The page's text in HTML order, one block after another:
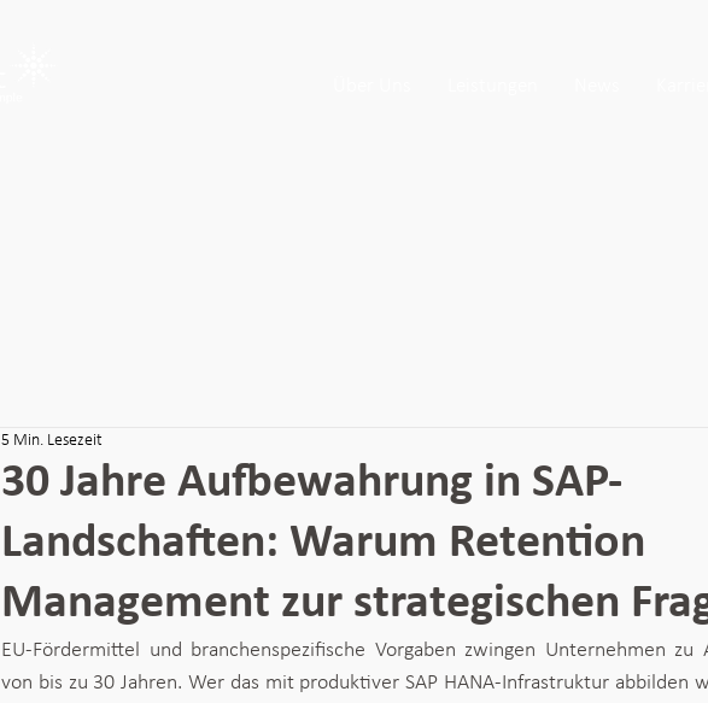
30 Jahre Aufbewahrung in SAP-
Landschaften: Warum Retention
Management zur strategischen
5 Min. Lesezeit
EU-Fördermittel und branchenspezifische Vorgaben zwingen Unternehmen zu
von bis zu 30 Jahren. Wer das mit produktiver SAP HANA-Infrastruktur abbilden